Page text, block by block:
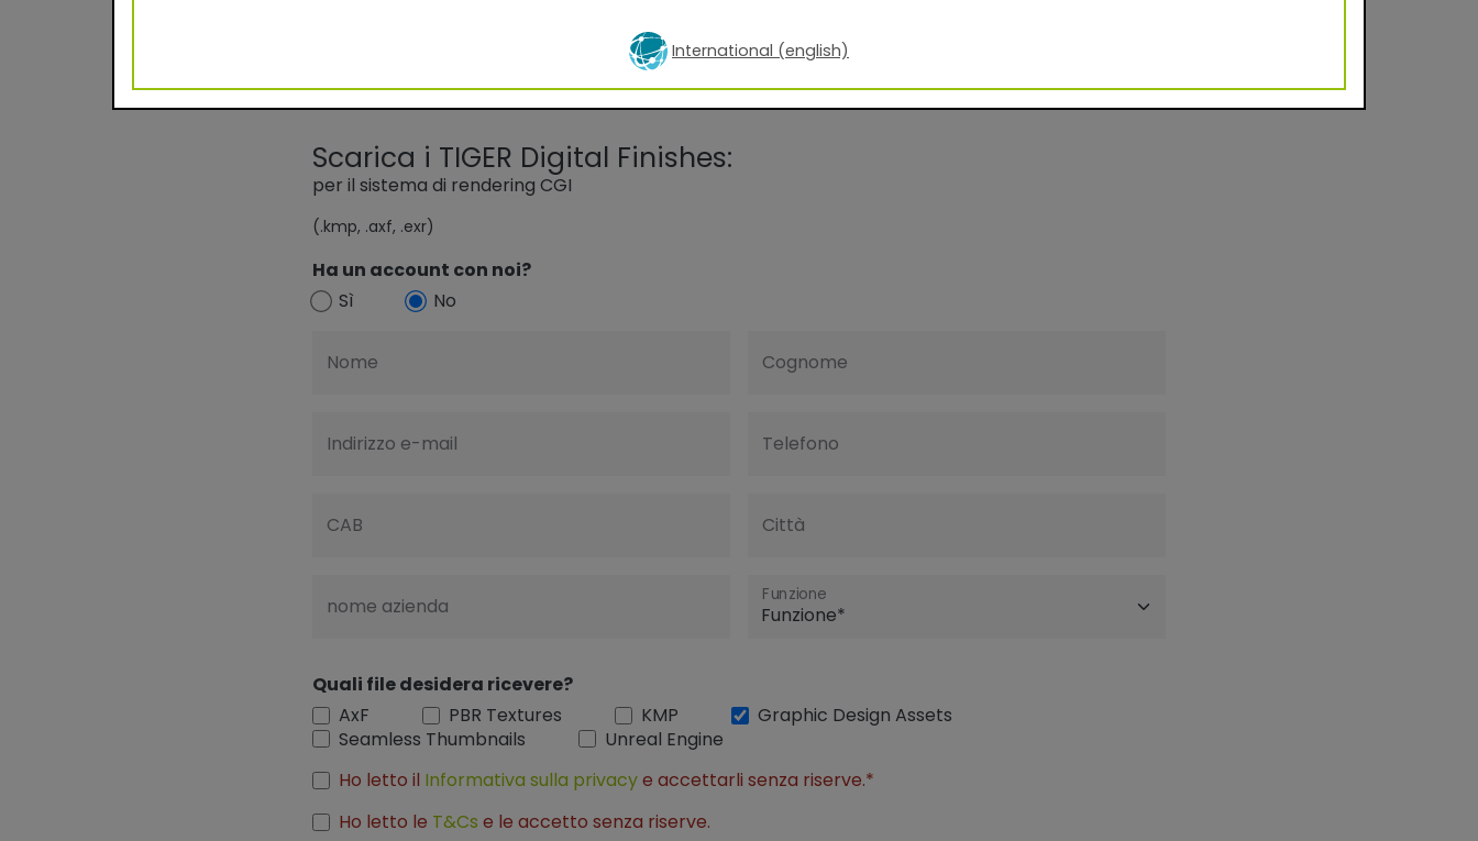
Scarica i TIGER Digital Finishes:
per il sistema di rendering CGI
(.kmp, .axf, .exr)
Ha un account con noi?
Sì
No
Nome Cognome
Indirizzo e-mail Telefono
CAB Città
nome azienda Funzione
Quali file desidera ricevere?
AxF
PBR Textures KMP
Graphic Design Assets
Seamless Thumbnails
Unreal Engine
Ho letto il Informativa sulla privacye accettarli senza riserve.*
Ho letto le T&Cs e le accetto senza riserve.
International (english)